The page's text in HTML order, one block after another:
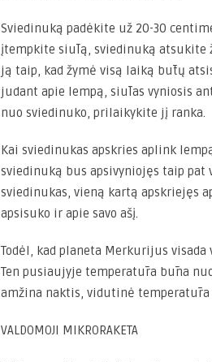
Sviedinuką padėkite už 20-30
įtempkite siūlą, sviedinuką atsukite
ją taip, kad žymė visą laiką būtų
judant apie lempą, siūlas vyniosis
nuo sviedinuko, prilaikykite jį ranka.
Kai sviedinukas apskries aplink
sviedinuką bus apsivyniojęs taip pat
sviedinukas, vieną kartą apskriejęs
apsisuko ir apie savo ašį.
Todėl, kad planeta Merkurijus
Ten pusiaujyje temperatūra būna
amžina naktis, vidutinė
VALDOMOJI MIKRORAKETA